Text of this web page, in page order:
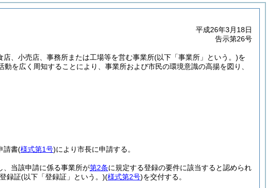
平成26年3月18日
告示第26号
、小売店、事務所または工場等を営む事業所(以下「事業所」という。)を
動を広く周知することにより、事業所および市民の環境意識の高揚を図り、
請書(様式第1号)により市長に申請する。
、当該申請に係る事業所が第2条に規定する登録の要件に該当すると認められ
録証(以下「登録証」という。)(様式第2号)を交付する。